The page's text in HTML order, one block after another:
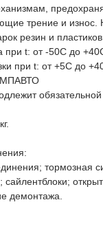
трение и износ.
резин и пластиков.
при t: от -50C до
при t: от +5C до
тормозная
сайлентблоки;
демонтажа.